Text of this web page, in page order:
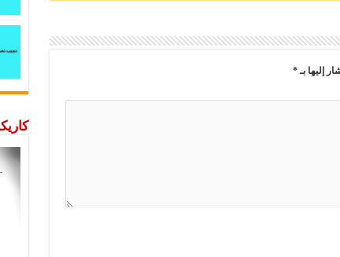
إليها بـ*